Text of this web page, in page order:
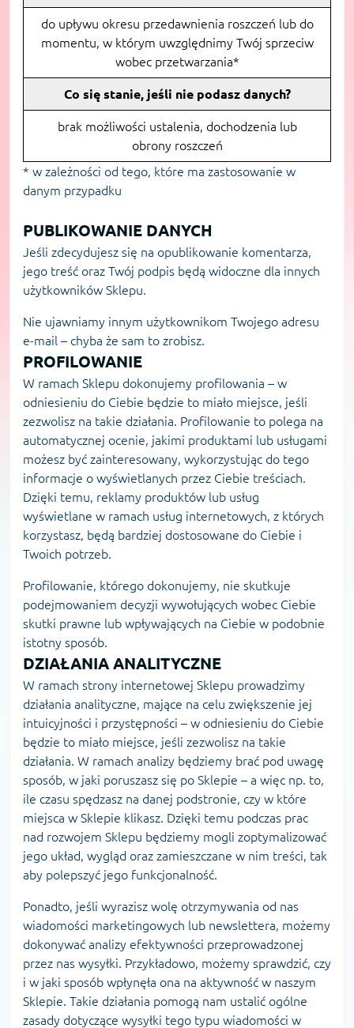
do upływu okresu przedawnienia roszczeń lub do
momentu, w którym uwzględnimy Twój sprzeciw
wobec przetwarzania*
Co się stanie, jeśli nie podasz danych?
brak możliwości ustalenia, dochodzenia lub
obrony roszczeń
* w zależności od tego, które ma zastosowanie w
danym przypadku
PUBLIKOWANIE DANYCH
Jeśli zdecydujesz się na opublikowanie komentarza,
jego treść oraz Twój podpis będą widoczne dla innych
użytkowników Sklepu.
Nie ujawniamy innym użytkownikom Twojego adresu
e-mail – chyba że sam to zrobisz.
PROFILOWANIE
W ramach Sklepu dokonujemy profilowania – w
odniesieniu do Ciebie będzie to miało miejsce, jeśli
zezwolisz na takie działania. Profilowanie to polega na
automatycznej ocenie, jakimi produktami lub usługami
możesz być zainteresowany, wykorzystując do tego
informacje o wyświetlanych przez Ciebie treściach.
Dzięki temu, reklamy produktów lub usług
wyświetlane w ramach usług internetowych, z których
korzystasz, będą bardziej dostosowane do Ciebie i
Twoich potrzeb.
Profilowanie, którego dokonujemy, nie skutkuje
podejmowaniem decyzji wywołujących wobec Ciebie
skutki prawne lub wpływających na Ciebie w podobnie
istotny sposób.
DZIAŁANIA ANALITYCZNE
W ramach strony internetowej Sklepu prowadzimy
działania analityczne, mające na celu zwiększenie jej
intuicyjności i przystępności – w odniesieniu do Ciebie
będzie to miało miejsce, jeśli zezwolisz na takie
działania. W ramach analizy będziemy brać pod uwagę
sposób, w jaki poruszasz się po Sklepie – a więc np. to,
ile czasu spędzasz na danej podstronie, czy w które
miejsca w Sklepie klikasz. Dzięki temu podczas prac
nad rozwojem Sklepu będziemy mogli zoptymalizować
jego układ, wygląd oraz zamieszczane w nim treści, tak
aby polepszyć jego funkcjonalność.
Ponadto, jeśli wyrazisz wolę otrzymywania od nas
wiadomości marketingowych lub newslettera, możemy
dokonywać analizy efektywności przeprowadzonej
przez nas wysyłki. Przykładowo, możemy sprawdzić, czy
i w jaki sposób wpłynęła ona na aktywność w naszym
Sklepie. Takie działania pomogą nam ustalić ogólne
zasady dotyczące wysyłki tego typu wiadomości w